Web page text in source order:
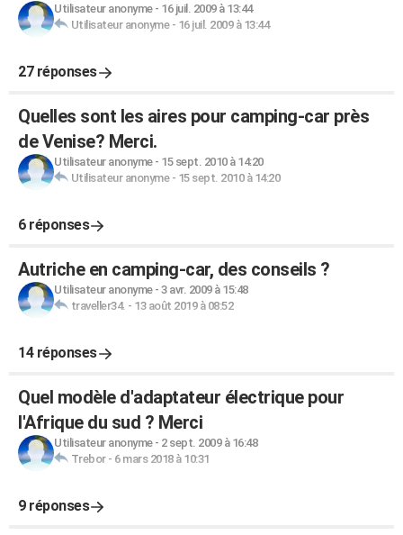
Utilisateur anonyme- 16 juil. 2009 à 13:44
Utilisateur anonyme- 16 juil. 2009 à 13:44
27 réponses
Quelles sont les aires pour camping-car près
de Venise? Merci.
Utilisateur anonyme- 15 sept. 2010 à 14:20
Utilisateur anonyme- 15 sept. 2010 à 14:20
6 réponses
Autriche en camping-car, des conseils ?
Utilisateur anonyme- 3 avr. 2009 à 15:48
traveller34. - 13 août 2019 à 08:52
14 réponses
Quel modèle d'adaptateur électrique pour
l'Afrique du sud ? Merci
Utilisateur anonyme- 2 sept. 2009 à 16:48
Trebor- 6 mars 2018 à 10:31
9 réponses